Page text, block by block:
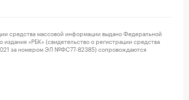
средства массовой информации выдано Федеральной
«РБК» (свидетельство о регистрации средства
за номером ЭЛ №ФС77-82385) сопровождаются